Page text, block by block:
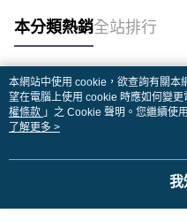
本分類熱銷全站排行
熱門標籤
本網站中使用 cookie，欲查詢有關本
望在電腦上使用 cookie 時應如何變
權條款 」之 Cookie 聲明。您繼續使
用條款之 Cookie 聲明使用 cookie。
了解更多 >
我